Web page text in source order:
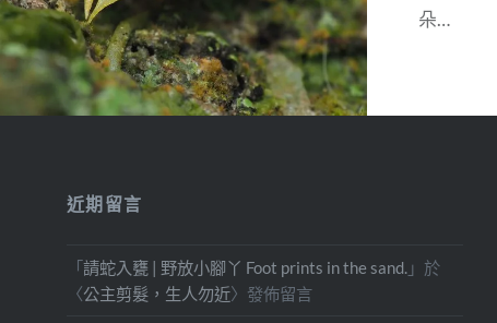
朵…
近期留言
「請蛇入甕 | 野放小腳丫 Foot prints in the sand.」於
〈公主剪髮，生人勿近〉發佈留言